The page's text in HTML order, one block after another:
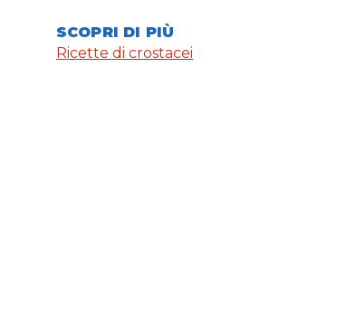
SCOPRI DI PIÙ
Ricette di crostacei